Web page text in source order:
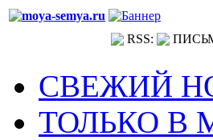
RSS:
СВЕЖИЙ
ТОЛЬКО В